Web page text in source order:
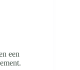
een